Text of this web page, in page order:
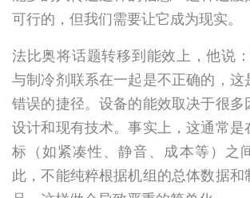
可行的，但我们需要让它成为现实。
法比奥将话题转移到能效上，他说
与制冷剂联系在一起是不正确的，这
错误的捷径。设备的能效取决于很多
设计和现有技术。事实上，这通常是
标（如紧凑性、静音、成本等）之
此，不能纯粹根据机组的总体数据和